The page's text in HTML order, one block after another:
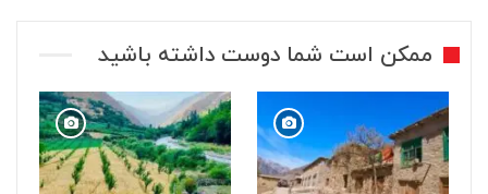
ممکن است شما دوست داشته باشید